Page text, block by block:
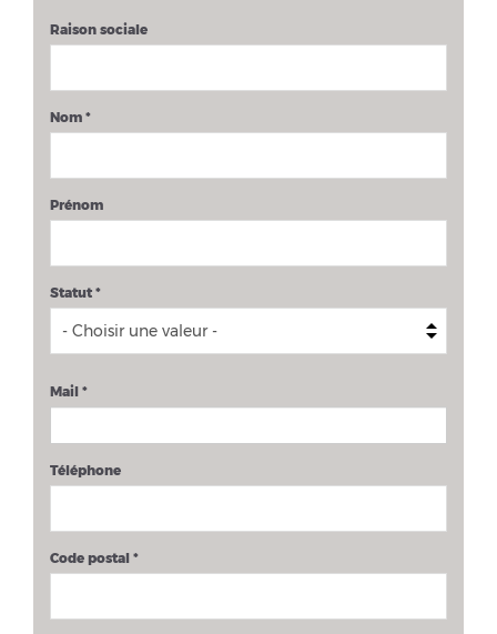
Raison sociale
Nom *
Prénom
Statut *
Mail *
Téléphone
Code postal *